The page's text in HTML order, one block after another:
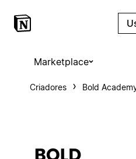
Marketplace
Criadores Bold